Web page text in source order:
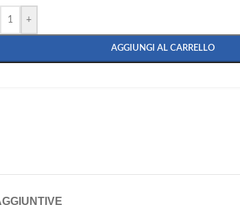
+
AGGIUNGI AL CARRELLO